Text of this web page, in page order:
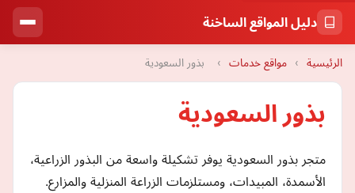
دليل المواقع الساخنة
الرئيسية › مواقع خدمات › بذور السعودية
بذور السعودية
متجر بذور السعودية يوفر تشكيلة واسعة من البذور الزراعية،
الأسمدة، المبيدات، ومستلزمات الزراعة المنزلية والمزارع.